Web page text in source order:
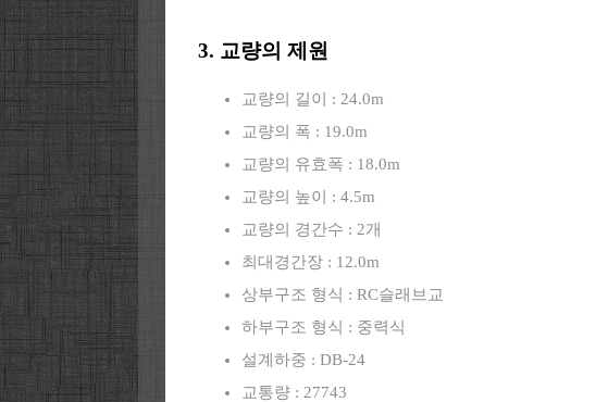
3. 교량의 제원
교량의 길이 : 24.0m
교량의 폭 : 19.0m
교량의 유효폭 : 18.0m
교량의 높이 : 4.5m
교량의 경간수 : 2개
최대경간장 : 12.0m
상부구조 형식 : RC슬래브교
하부구조 형식 : 중력식
설계하중 : DB-24
교통량 : 27743